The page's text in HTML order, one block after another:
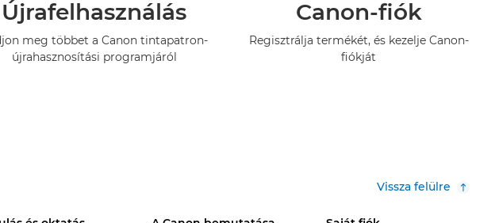
Újrafelhasználás
meg többet a Canon tintapatron-
újrahasznosítási programjáról
Canon-fiók
Regisztrálja termékét, és kezelje Canon-
fiókját
Vissza felülre